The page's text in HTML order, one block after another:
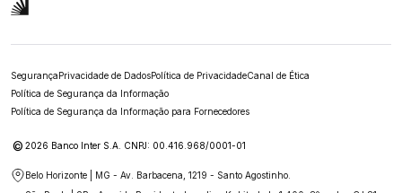
Peso s/ base (kg):
15,8
Dimensões da Embalagem
Profundidade: 143 mm.
Conexões
SegurançaPrivacidade de DadosPolítica de PrivacidadeCanal de Ética
Política de Segurança da Informação
Política de Segurança da Informação para Fornecedores
© 2026 Banco Inter S.A. CNPJ: 00.416.968/0001-01
Belo Horizonte | MG - Av. Barbacena, 1219 - Santo Agostinho.